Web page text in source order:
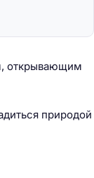
открывающим
природой